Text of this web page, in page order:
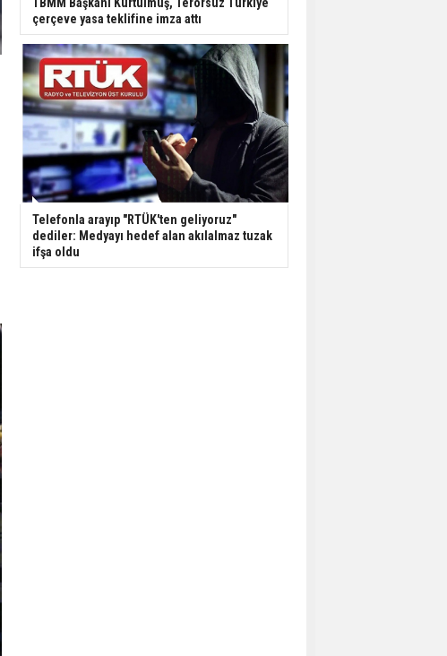
TBMM Başkanı Kurtulmuş, Terörsüz Türkiye
çerçeve yasa teklifine imza attı
Telefonla arayıp "RTÜK'ten geliyoruz"
dediler: Medyayı hedef alan akılalmaz tuzak
ifşa oldu